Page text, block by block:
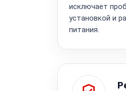
исключает
установкой и
питания.